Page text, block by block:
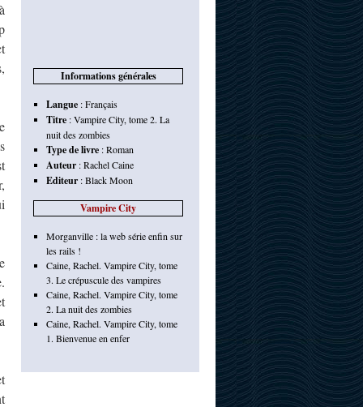
Informations générales
Langue:Français
Titre:Vampire City, tome 2. La
nuit des zombies
Type de livre:Roman
Auteur:Rachel Caine
Editeur:Black Moon
Vampire City
Morganville : la web série enfin sur
les rails !
Caine, Rachel. Vampire City, tome
3. Le crépuscule des vampires
Caine, Rachel. Vampire City, tome
2. La nuit des zombies
Caine, Rachel. Vampire City, tome
1. Bienvenue en enfer